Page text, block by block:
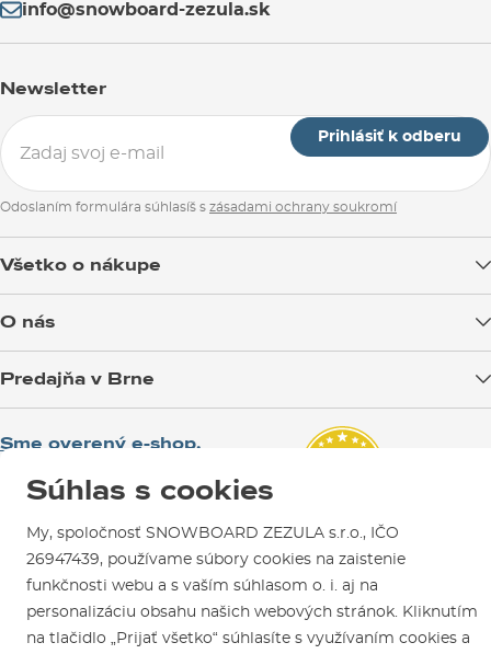
info@snowboard-zezula.sk
Newsletter
Prihlásiť k odberu
Odoslaním formulára súhlasíš s zásadami ochrany soukromí
Všetko o nákupe
Výmena a vrátenie tovaru
Reklamácie
Návody na použitie a údržbu
Kontakty
O nás
SNOWBOARD ZEZULA Team
Predajňa v Brne
Mapa a ako k nám
Parkovanie
Požičovňa
Servis a opravy
Sme overený e-shop.
CertifikátOverené zákazníkmi.
Súhlas s cookies
My, spoločnosť SNOWBOARD ZEZULA s.r.o., IČO
26947439, používame súbory cookies na zaistenie
funkčnosti webu a s vaším súhlasom o. i. aj na
personalizáciu obsahu našich webových stránok. Kliknutím
na tlačidlo „Prijať všetko“ súhlasíte s využívaním cookies a